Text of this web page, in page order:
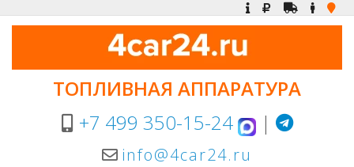
ТОПЛИВНАЯ АППАРАТУРА
+7 499 350-15-24
|
info@4car24.ru